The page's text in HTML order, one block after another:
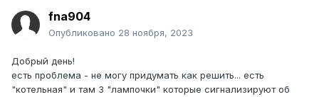
fna904
Опубликовано 28 ноября, 2023
Добрый день!
есть проблема - не могу придумать как решить... есть
"котельная" и там 3 "лампочки" которые сигнализируют об